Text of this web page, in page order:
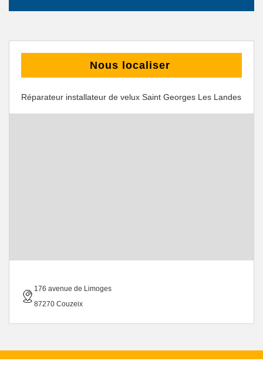
Nous localiser
Réparateur installateur de velux Saint Georges Les Landes
176 avenue de Limoges
87270 Couzeix